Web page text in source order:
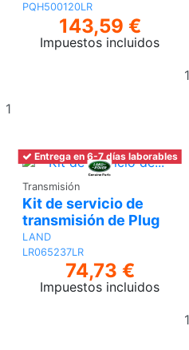
PQH500120LR
143,59 €
Impuestos incluidos
Entrega en 6-7 días laborables
Transmisión
Kit de servicio de
transmisión de Plug
LAND
LR065237LR
74,73 €
Impuestos incluidos